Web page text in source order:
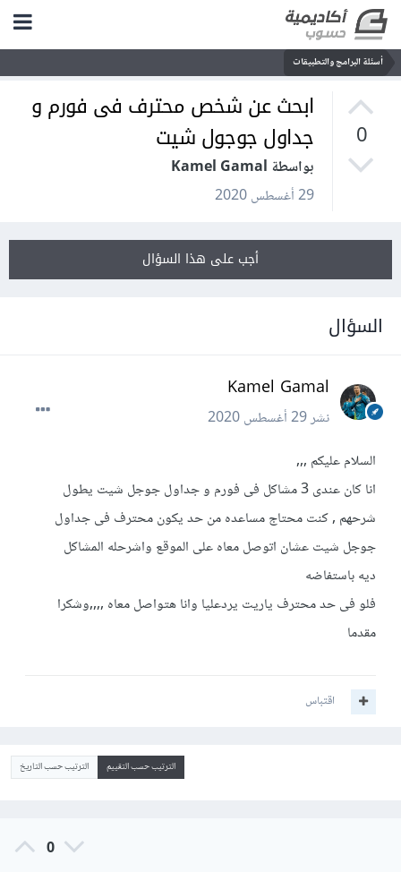
أسئلة البرامج والتطبيقات
0
ابحث عن شخص محترف فى فورم و
جداول جوجول شيت
بواسطة Kamel Gamal
29 أغسطس 2020
أجب على هذا السؤال
السؤال
Kamel Gamal
نشر29 أغسطس 2020
السلام عليكم ,,,
انا كان عندى 3 مشاكل فى فورم و جداول جوجل شيت يطول
شرحهم , كنت محتاج مساعده من حد يكون محترف فى جداول
جوجل شيت عشان اتوصل معاه على الموقع واشرحله المشاكل
ديه باستفاضه
فلو فى حد محترف ياريت يردعليا وانا هتواصل معاه ,,,,وشكرا
مقدما
اقتباس
الترتيب حسب التقييم الترتيب حسب التاريخ
0